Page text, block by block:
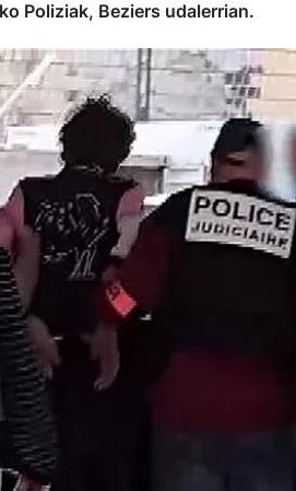
Poliziak, Beziers udalerrian.